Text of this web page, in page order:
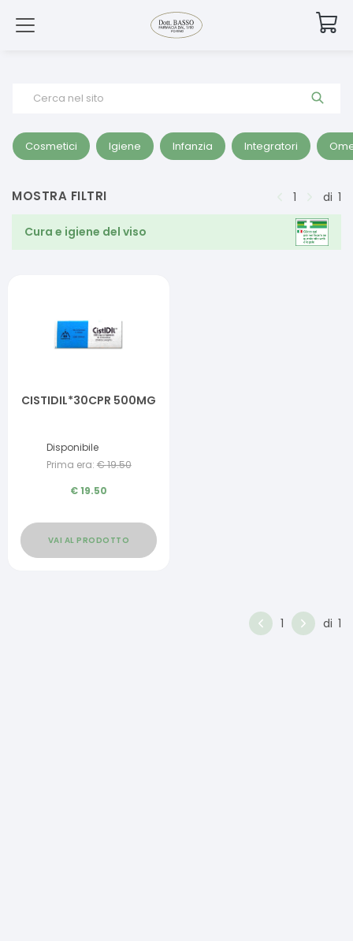
Cerca nel sito
Cosmetici Igiene Infanzia Integratori
MOSTRA FILTRI 1 di 1
Cura e igiene del viso
CISTIDIL*30CPR 500MG
Disponibile
Prima era: €19.50
€19.50
VAI AL PRODOTTO
1 di 1